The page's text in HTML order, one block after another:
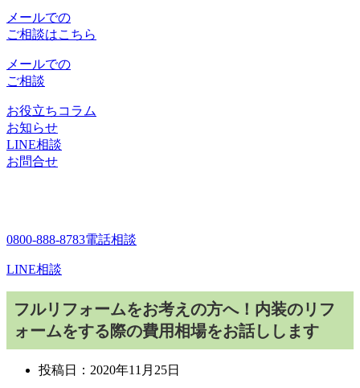
メールでの
ご相談はこちら
メールでの
ご相談
お役立ちコラム
お知らせ
LINE相談
お問合せ
0800-888-8783電話相談
LINE相談
フルリフォームをお考えの方へ！内装のリフ
ォームをする際の費用相場をお話しします
投稿日： 2020年11月25日